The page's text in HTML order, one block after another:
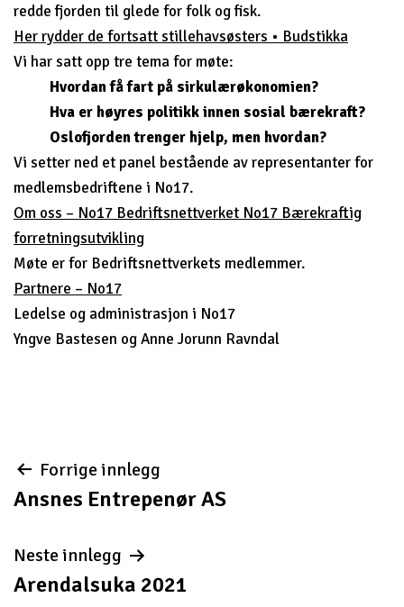
redde fjorden til glede for folk og fisk.
Her rydder de fortsatt stillehavsøsters • Budstikka
Vi har satt opp tre tema for møte:
Hvordan få fart på sirkulærøkonomien?
Hva er høyres politikk innen sosial bærekraft?
Oslofjorden trenger hjelp, men hvordan?
Vi setter ned et panel bestående av representanter for
medlemsbedriftene i No17.
Om oss – No17 Bedriftsnettverket No17 Bærekraftig
forretningsutvikling
Møte er for Bedriftsnettverkets medlemmer.
Partnere – No17
Ledelse og administrasjon i No17
Yngve Bastesen og Anne Jorunn Ravndal
Innleggsnavigasjon
Forrige innlegg
Ansnes Entrepenør AS
Neste innlegg
Arendalsuka 2021